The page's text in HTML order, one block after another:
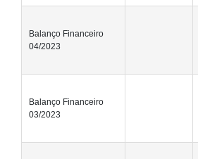
Balanço Financeiro
04/2023
Balanço Financeiro
03/2023